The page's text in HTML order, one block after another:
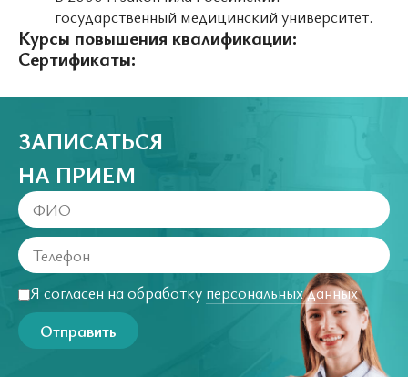
государственный медицинский университет.
Курсы повышения квалификации:
Сертификаты:
ЗАПИСАТЬСЯ
НА ПРИЕМ
Я согласен на обработку персональных данных
Отправить